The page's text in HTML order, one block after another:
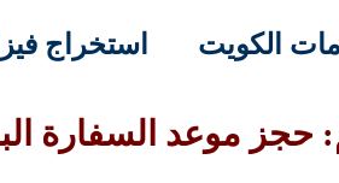
الكويت استخراج فيزا
حجز موعد السفارة